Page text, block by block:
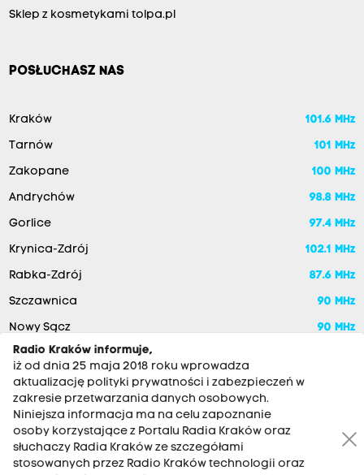
Sklep z kosmetykami tolpa.pl
POSŁUCHASZ NAS
Kraków 101.6 MHz
Tarnów 101 MHz
Zakopane 100 MHz
Andrychów 98.8 MHz
Gorlice 97.4 MHz
Krynica-Zdrój 102.1 MHz
Rabka-Zdrój 87.6 MHz
Szczawnica 90 MHz
Nowy Sącz 90 MHz
Radio Kraków informuje,
iż od dnia 25 maja 2018 roku wprowadza
aktualizację polityki prywatności i zabezpieczeń w
zakresie przetwarzania danych osobowych.
Niniejsza informacja ma na celu zapoznanie
osoby korzystające z Portalu Radia Kraków oraz
słuchaczy Radia Kraków ze szczegółami
stosowanych przez Radio Kraków technologii oraz